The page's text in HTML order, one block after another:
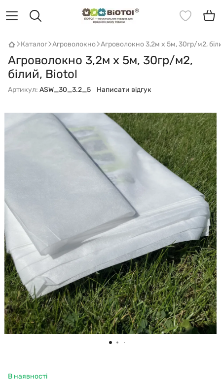
Каталог Агроволокно Агроволокно 3,2м х 5м, 30гр/м2,
Агроволокно 3,2м х 5м, 30гр/м2,
білий, Biotol
Артикул: ASW_30_3.2_5 Написати відгук
В наявності